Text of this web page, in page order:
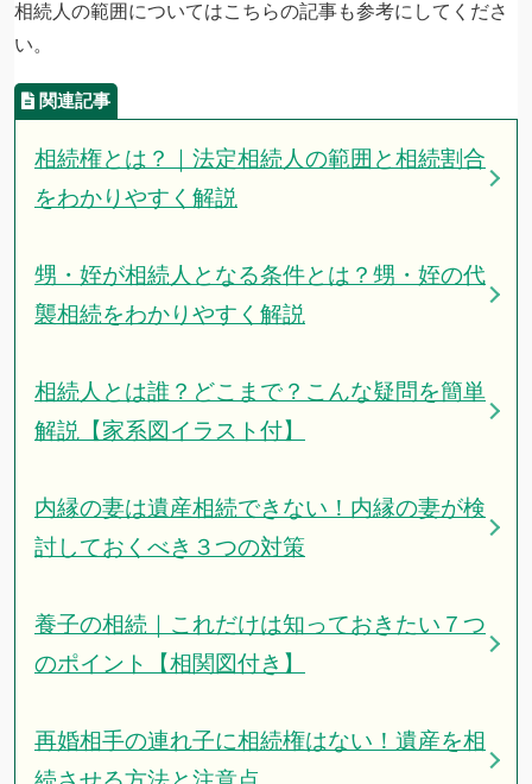
相続人の範囲についてはこちらの記事も参考にしてくださ
い。
相続権とは？｜法定相続人の範囲と相続割合
をわかりやすく解説
甥・姪が相続人となる条件とは？甥・姪の代
襲相続をわかりやすく解説
相続人とは誰？どこまで？こんな疑問を簡単
解説【家系図イラスト付】
内縁の妻は遺産相続できない！内縁の妻が検
討しておくべき３つの対策
養子の相続｜これだけは知っておきたい７つ
のポイント【相関図付き】
再婚相手の連れ子に相続権はない！遺産を相